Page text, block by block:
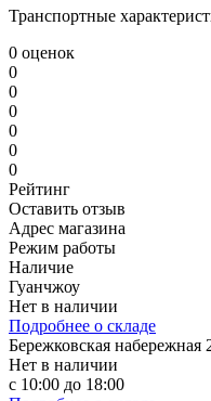
Транспортные
0 оценок
0
0
0
0
0
0
Рейтинг
Оставить отзыв
Адрес магазина
Режим работы
Наличие
Гуанчжоу
Нет в наличии
Подробнее о складе
Бережковская набережная
Нет в наличии
с 10:00 до 18:00